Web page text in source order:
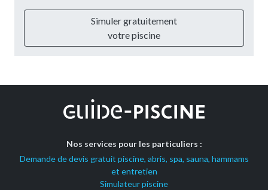
Simuler gratuitement
votre piscine
Nos services pour les particuliers :
Demande de devis gratuit piscine, abris, spa, sauna, hammams
et entretien
Simulateur piscine